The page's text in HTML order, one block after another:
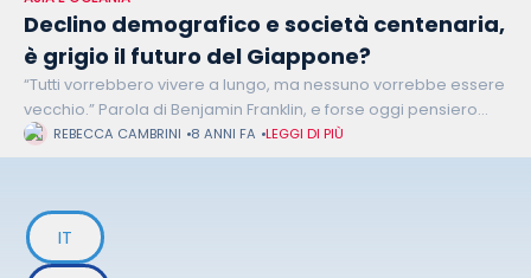
Declino demografico e società centenaria,
è grigio il futuro del Giappone?
“Tutti vorrebbero vivere a lungo, ma nessuno vorrebbe essere
vecchio.” Parola di Benjamin Franklin, e forse oggi pensiero
comune a tanti giapponesi. Con quasi 70mila centenari e il
28% della
REBECCA CAMBRINI 8 ANNI FA LEGGI DI PIÙ
IT